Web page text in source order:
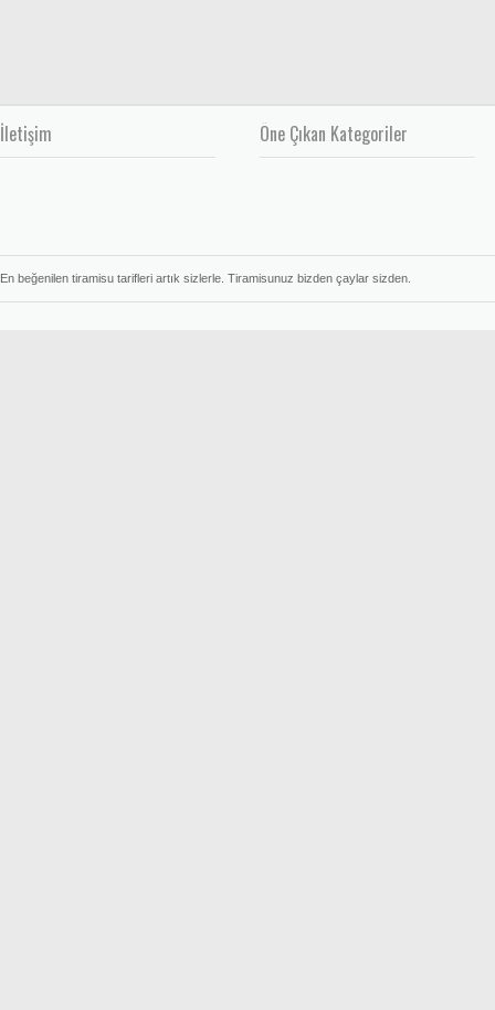
İletişim Öne Çıkan Kategoriler
En beğenilen tiramisu tarifleri artık sizlerle. Tiramisunuz bizden çaylar sizden.